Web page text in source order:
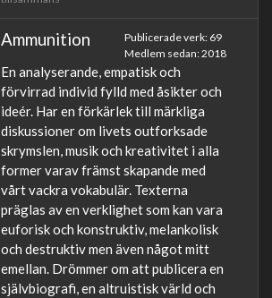
Ammunition
Publicerade verk: 69
Medlem sedan: 2018
En analyserande, empatisk och
förvirrad individ fylld med åsikter och
ideér. Har en förkärlek till märkliga
diskussioner om livets outforksade
skrymslen, musik och kreativitet i alla
former varav främst skapande med
vårt vackra vokabulär. Texterna
präglas av en verklighet som kan vara
euforisk och konstruktiv, melankolisk
och destruktiv men även något mitt
emellan. Drömmer om att publicera en
självbiografi, en altruistisk värld och